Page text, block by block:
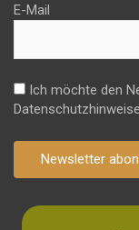
E-Mail
Ich möchte den
Newsletter